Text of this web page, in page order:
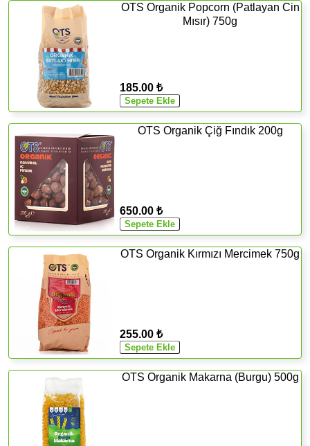
OTS Organik Popcorn (Patlayan Cin
Mısır) 750g
185.00 ₺
OTS Organik Çiğ Fındık 200g
650.00 ₺
OTS Organik Kırmızı Mercimek 750g
255.00 ₺
OTS Organik Makarna (Burgu) 500g